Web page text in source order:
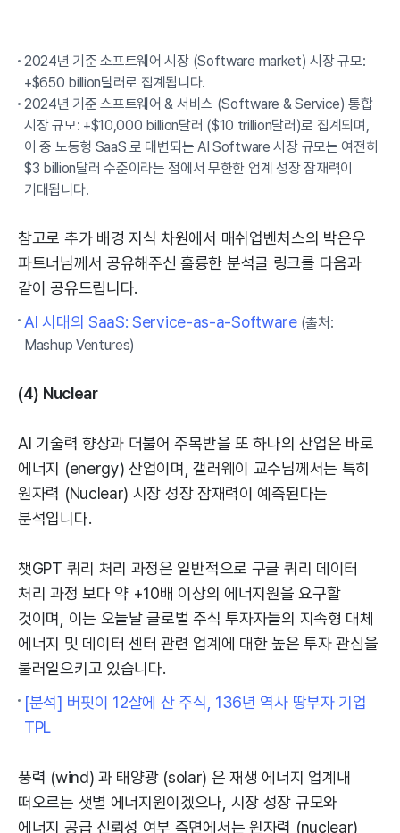
2024년 기준 소프트웨어 시장 (Software market) 시장 규모:
+$650 billion달러로 집계됩니다.
2024년 기준 스프트웨어 & 서비스 (Software & Service) 통합
시장 규모: +$10,000 billion달러 ($10 trillion달러)로 집계되며,
이 중 노동형 SaaS 로 대변되는 AI Software 시장 규모는 여전히
$3 billion달러 수준이라는 점에서 무한한 업계 성장 잠재력이
기대됩니다.
참고로 추가 배경 지식 차원에서 매쉬업벤처스의 박은우
파트너님께서 공유해주신 훌륭한 분석글 링크를 다음과
같이 공유드립니다.
AI 시대의 SaaS: Service-as-a-Software(출처:
Mashup Ventures)
(4) Nuclear
AI 기술력 향상과 더불어 주목받을 또 하나의 산업은 바로
에너지 (energy) 산업이며, 갤러웨이 교수님께서는 특히
원자력 (Nuclear) 시장 성장 잠재력이 예측된다는
분석입니다.
챗GPT 쿼리 처리 과정은 일반적으로 구글 쿼리 데이터
처리 과정 보다 약 +10배 이상의 에너지원을 요구할
것이며, 이는 오늘날 글로벌 주식 투자자들의 지속형 대체
에너지 및 데이터 센터 관련 업계에 대한 높은 투자 관심을
불러일으키고 있습니다.
[분석] 버핏이 12살에 산 주식, 136년 역사 땅부자 기업
TPL
풍력 (wind) 과 태양광 (solar) 은 재생 에너지 업계내
떠오르는 샛별 에너지원이겠으나, 시장 성장 규모와
에너지 공급 신뢰성 여부 측면에서는 원자력 (nuclear)